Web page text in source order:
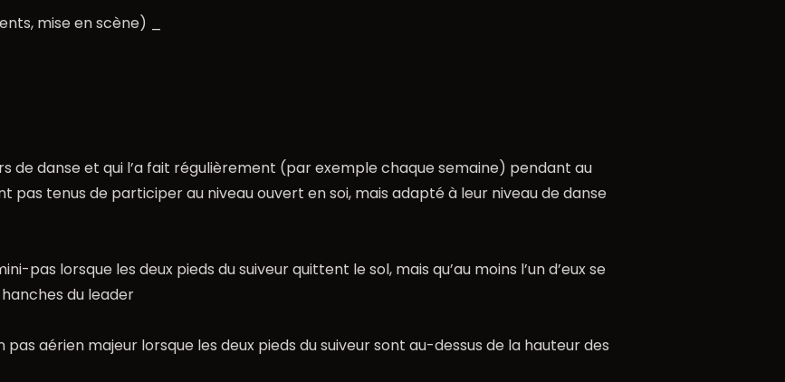
mise en scène) _
de danse et qui l’a fait régulièrement (par exemple chaque semaine) pendant au
pas tenus de participer au niveau ouvert en soi, mais adapté à leur niveau de danse
pas lorsque les deux pieds du suiveur quittent le sol, mais qu’au moins l’un d’eux se
du leader
pas aérien majeur lorsque les deux pieds du suiveur sont au-dessus de la hauteur des